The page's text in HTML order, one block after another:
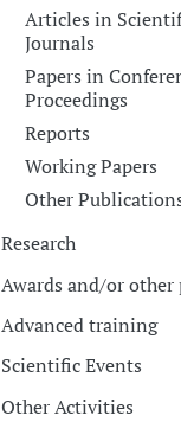
Articles in
Journals
Papers in
Proceedings
Reports
Working Papers
Other
Research
Awards and/or other
Advanced training
Scientific Events
Other Activities